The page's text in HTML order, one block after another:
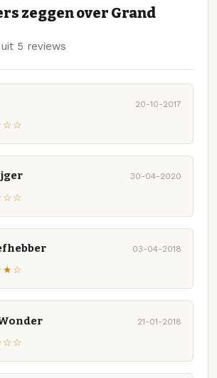
zeggen over Grand
uit 5 reviews
20-10-2017
30-04-2020
03-04-2018
21-01-2018